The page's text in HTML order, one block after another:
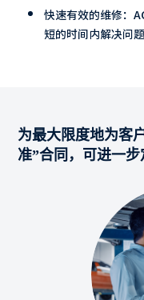
快速有效的维修：
短的时间内解决问
为最大限度地为客
准”合同，可进一步